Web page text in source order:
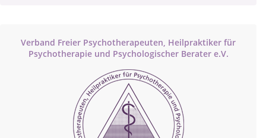
Verband Freier Psychotherapeuten, Heilpraktiker für
Psychotherapie und Psychologischer Berater e.V.